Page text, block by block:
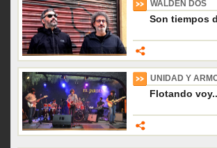
WALDEN DOS
Son tiempos
UNIDAD Y
Flotando